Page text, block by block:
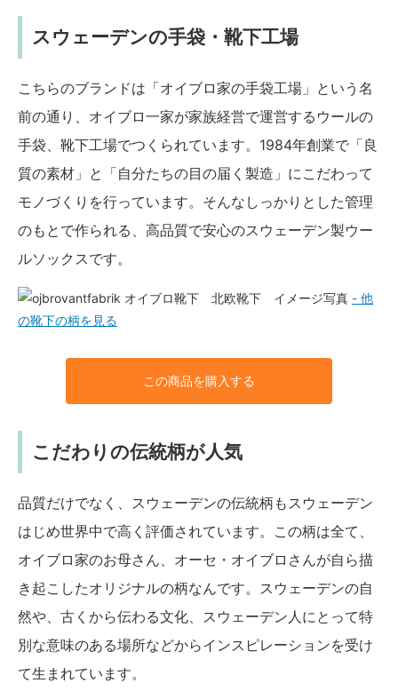
スウェーデンの手袋・靴下工場
こちらのブランドは「オイブロ家の手袋工場」という名
前の通り、オイブロ一家が家族経営で運営するウールの
手袋、靴下工場でつくられています。1984年創業で「良
質の素材」と「自分たちの目の届く製造」にこだわって
モノづくりを行っています。そんなしっかりとした管理
のもとで作られる、高品質で安心のスウェーデン製ウー
ルソックスです。
- 他
の靴下の柄を見る
この商品を購入する
こだわりの伝統柄が人気
品質だけでなく、スウェーデンの伝統柄もスウェーデン
はじめ世界中で高く評価されています。この柄は全て、
オイブロ家のお母さん、オーセ・オイブロさんが自ら描
き起こしたオリジナルの柄なんです。スウェーデンの自
然や、古くから伝わる文化、スウェーデン人にとって特
別な意味のある場所などからインスピレーションを受け
て生まれています。